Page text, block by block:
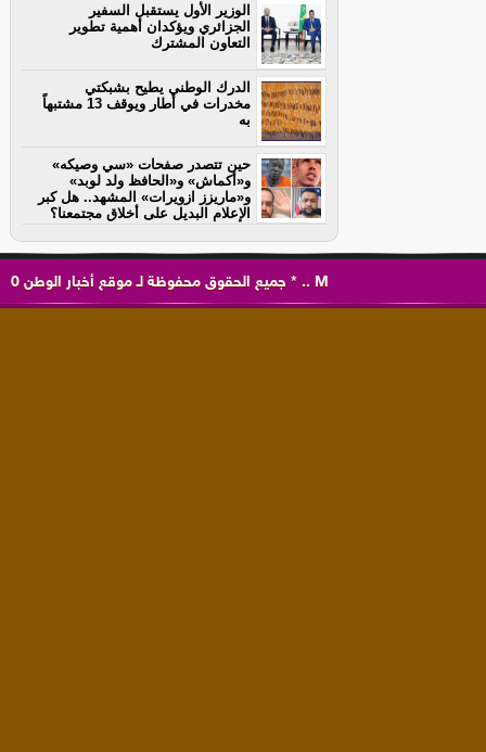
الوزير الأول يستقبل السفير
الجزائري ويؤكدان أهمية تطوير
التعاون المشترك
الدرك الوطني يطيح بشبكتي
مخدرات في أطار ويوقف 13 مشتبهاً
به
حين تتصدر صفحات «سي وصيكه»
و«أكماش» و«الحافظ ولد لوبد»
و«ماريزز ازويرات» المشهد.. هل كبر
الإعلام البديل على أخلاق مجتمعنا؟
M
..
* جميع الحقوق محفوظة لـموقع أخبار الوطن 0